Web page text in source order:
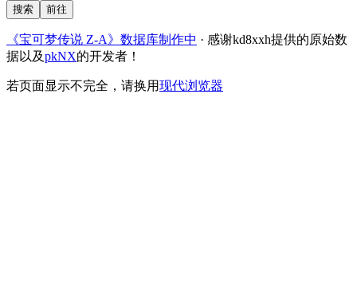
《宝可梦传说 Z-A》数据库制作中 · 感谢kd8xxh提供的原始数
据以及pkNX的开发者！
若页面显示不完全，请换用现代浏览器